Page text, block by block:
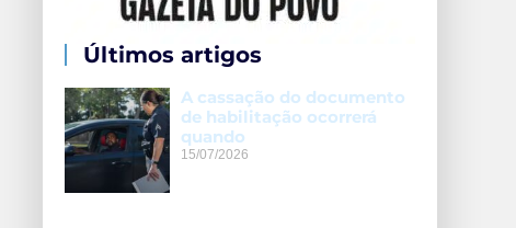
Últimos artigos
A cassação do documento
de habilitação ocorrerá
quando
15/07/2026